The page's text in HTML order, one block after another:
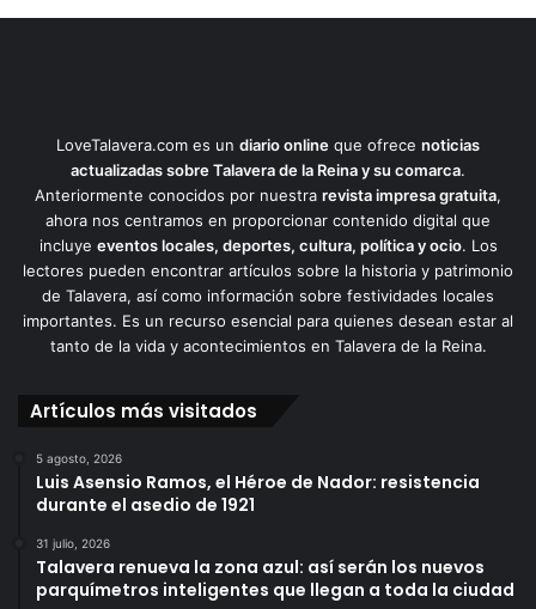
LoveTalavera.com es un diario online que ofrece noticias
actualizadas sobre Talavera de la Reina y su comarca.
Anteriormente conocidos por nuestra revista impresa gratuita,
ahora nos centramos en proporcionar contenido digital que
incluye eventos locales, deportes, cultura, política y ocio. Los
lectores pueden encontrar artículos sobre la historia y patrimonio
de Talavera, así como información sobre festividades locales
importantes. Es un recurso esencial para quienes desean estar al
tanto de la vida y acontecimientos en Talavera de la Reina.
Artículos más visitados
5 agosto, 2026
Luis Asensio Ramos, el Héroe de Nador: resistencia
durante el asedio de 1921
31 julio, 2026
Talavera renueva la zona azul: así serán los nuevos
parquímetros inteligentes que llegan a toda la ciudad